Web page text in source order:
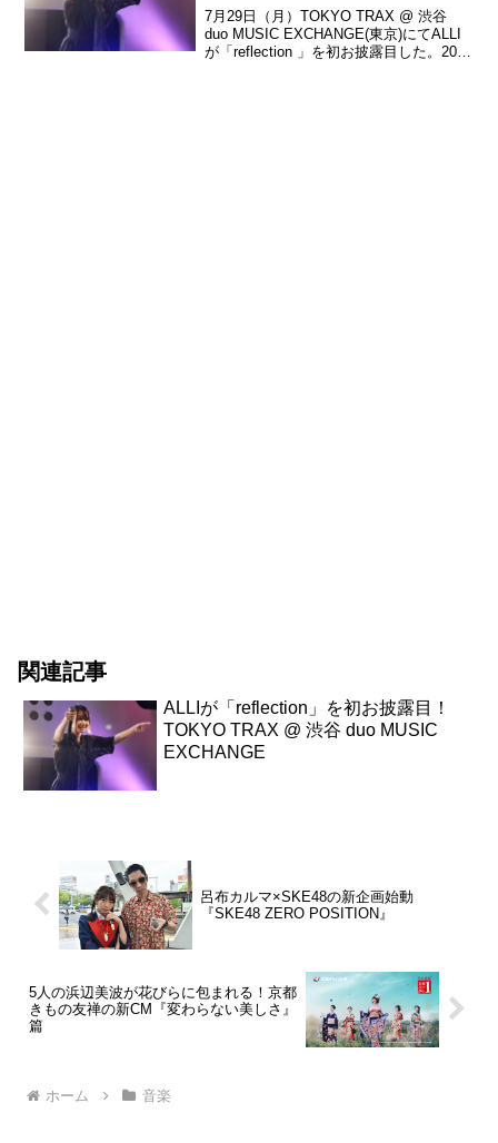
7⽉29⽇（月）TOKYO TRAX @ 渋⾕
duo MUSIC EXCHANGE(東京)にてALLI
が「reflection 」を初お披露⽬した。2019
関連記事
ALLIが「reflection」を初お披露⽬！
TOKYO TRAX @ 渋⾕ duo MUSIC
EXCHANGE
呂布カルマ×SKE48の新企画始動
『SKE48 ZERO POSITION』
5人の浜辺美波が花びらに包まれる！京都
きもの友禅の新CM『変わらない美しさ』
篇
ホーム 音楽